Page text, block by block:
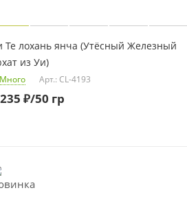
Те лохань янча (Утёсный Железный
из Уи)
Много Арт.: CL-4193
₽/50 гр